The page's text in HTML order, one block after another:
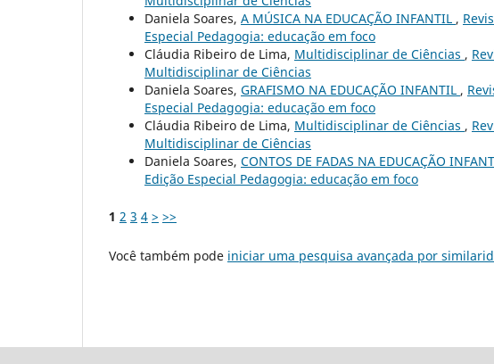
Daniela Soares, A MÚSICA NA EDUCAÇÃO INFANTIL ,
Especial Pedagogia: educação em foco
Cláudia Ribeiro de Lima, Multidisciplinar de Ciências ,
Multidisciplinar de Ciências
Daniela Soares, GRAFISMO NA EDUCAÇÃO INFANTIL ,
Especial Pedagogia: educação em foco
Cláudia Ribeiro de Lima, Multidisciplinar de Ciências ,
Multidisciplinar de Ciências
Daniela Soares, CONTOS DE FADAS NA EDUCAÇÃO
Edição Especial Pedagogia: educação em foco
1 2 3 4 > >>
Você também pode iniciar uma pesquisa avançada por